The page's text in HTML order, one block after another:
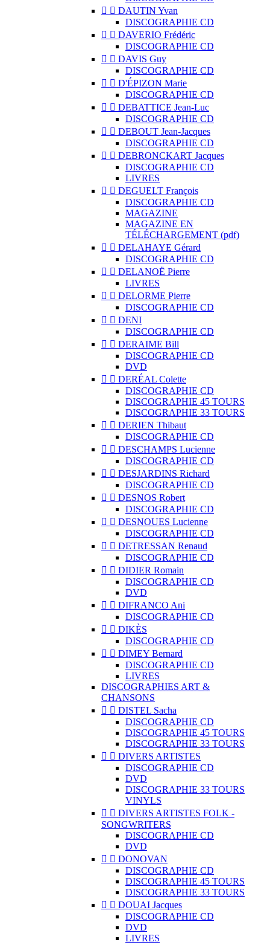
  DAUTIN Yvan
DISCOGRAPHIE CD
  DAVERIO Frédéric
DISCOGRAPHIE CD
  DAVIS Guy
DISCOGRAPHIE CD
  D'ÉPIZON Marie
DISCOGRAPHIE CD
  DEBATTICE Jean-Luc
DISCOGRAPHIE CD
  DEBOUT Jean-Jacques
DISCOGRAPHIE CD
  DEBRONCKART Jacques
DISCOGRAPHIE CD
LIVRES
  DEGUELT François
DISCOGRAPHIE CD
MAGAZINE
MAGAZINE EN
TÉLÉCHARGEMENT (pdf)
  DELAHAYE Gérard
DISCOGRAPHIE CD
  DELANOË Pierre
LIVRES
  DELORME Pierre
DISCOGRAPHIE CD
  DENI
DISCOGRAPHIE CD
  DERAIME Bill
DISCOGRAPHIE CD
DVD
  DERÉAL Colette
DISCOGRAPHIE CD
DISCOGRAPHIE 45 TOURS
DISCOGRAPHIE 33 TOURS
  DERIEN Thibaut
DISCOGRAPHIE CD
  DESCHAMPS Lucienne
DISCOGRAPHIE CD
  DESJARDINS Richard
DISCOGRAPHIE CD
  DESNOS Robert
DISCOGRAPHIE CD
  DESNOUES Lucienne
DISCOGRAPHIE CD
  DETRESSAN Renaud
DISCOGRAPHIE CD
  DIDIER Romain
DISCOGRAPHIE CD
DVD
  DIFRANCO Ani
DISCOGRAPHIE CD
  DIKÈS
DISCOGRAPHIE CD
  DIMEY Bernard
DISCOGRAPHIE CD
LIVRES
DISCOGRAPHIES ART &
CHANSONS
  DISTEL Sacha
DISCOGRAPHIE CD
DISCOGRAPHIE 45 TOURS
DISCOGRAPHIE 33 TOURS
  DIVERS ARTISTES
DISCOGRAPHIE CD
DVD
DISCOGRAPHIE 33 TOURS
VINYLS
  DIVERS ARTISTES FOLK -
SONGWRITERS
DISCOGRAPHIE CD
DVD
  DONOVAN
DISCOGRAPHIE CD
DISCOGRAPHIE 45 TOURS
DISCOGRAPHIE 33 TOURS
  DOUAI Jacques
DISCOGRAPHIE CD
DVD
LIVRES